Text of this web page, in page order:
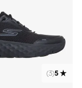
5
(
3
)